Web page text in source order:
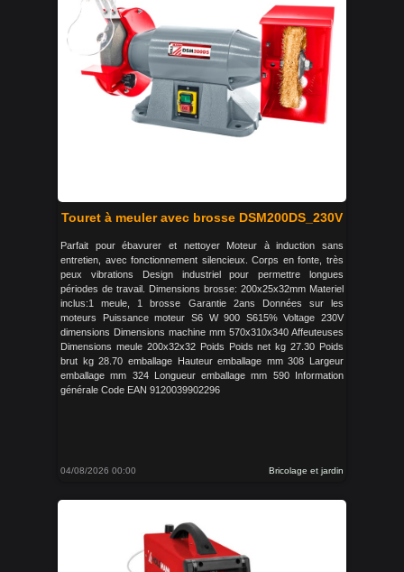
Touret à meuler avec brosse DSM200DS_230V
Parfait pour ébavurer et nettoyer Moteur à induction sans
entretien, avec fonctionnement silencieux. Corps en fonte, très
peux vibrations Design industriel pour permettre longues
périodes de travail. Dimensions brosse: 200x25x32mm Materiel
inclus:1 meule, 1 brosse Garantie 2ans Données sur les
moteurs Puissance moteur S6 W 900 S615% Voltage 230V
dimensions Dimensions machine mm 570x310x340 Affeuteuses
Dimensions meule 200x32x32 Poids Poids net kg 27.30 Poids
brut kg 28.70 emballage Hauteur emballage mm 308 Largeur
emballage mm 324 Longueur emballage mm 590 Information
générale Code EAN 9120039902296
04/08/2026 00:00 Bricolage et jardin